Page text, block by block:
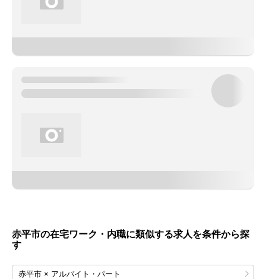
赤平市の在宅ワーク・内職に類似する求人を条件から探
す
赤平市 × アルバイト・パート